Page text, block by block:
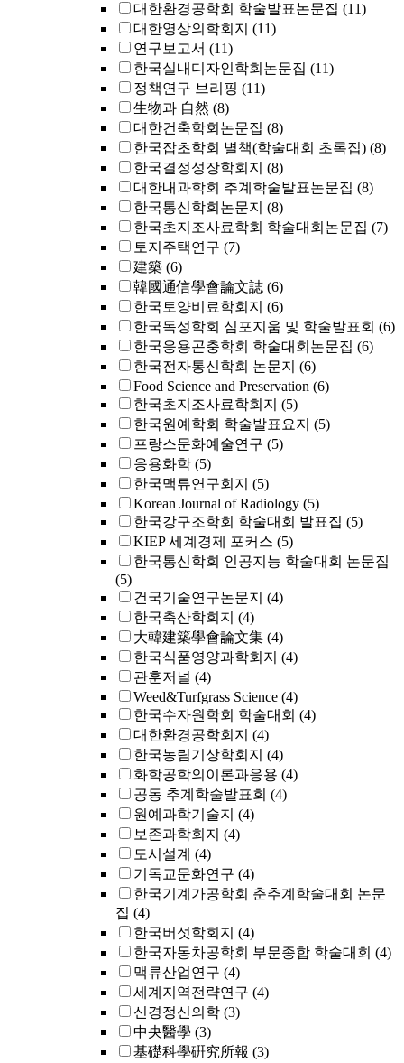
대한환경공학회 학술발표논문집 (11)
대한영상의학회지 (11)
연구보고서 (11)
한국실내디자인학회논문집 (11)
정책연구 브리핑 (11)
生物과 自然 (8)
대한건축학회논문집 (8)
한국잡초학회 별책(학술대회 초록집) (8)
한국결정성장학회지 (8)
대한내과학회 추계학술발표논문집 (8)
한국통신학회논문지 (8)
한국초지조사료학회 학술대회논문집 (7)
토지주택연구 (7)
建築 (6)
韓國通信學會論文誌 (6)
한국토양비료학회지 (6)
한국독성학회 심포지움 및 학술발표회 (6)
한국응용곤충학회 학술대회논문집 (6)
한국전자통신학회 논문지 (6)
Food Science and Preservation (6)
한국초지조사료학회지 (5)
한국원예학회 학술발표요지 (5)
프랑스문화예술연구 (5)
응용화학 (5)
한국맥류연구회지 (5)
Korean Journal of Radiology (5)
한국강구조학회 학술대회 발표집 (5)
KIEP 세계경제 포커스 (5)
한국통신학회 인공지능 학술대회 논문집
(5)
건국기술연구논문지 (4)
한국축산학회지 (4)
大韓建築學會論文集 (4)
한국식품영양과학회지 (4)
관훈저널 (4)
Weed&Turfgrass Science (4)
한국수자원학회 학술대회 (4)
대한환경공학회지 (4)
한국농림기상학회지 (4)
화학공학의이론과응용 (4)
공동 추계학술발표회 (4)
원예과학기술지 (4)
보존과학회지 (4)
도시설계 (4)
기독교문화연구 (4)
한국기계가공학회 춘추계학술대회 논문
집 (4)
한국버섯학회지 (4)
한국자동차공학회 부문종합 학술대회 (4)
맥류산업연구 (4)
세계지역전략연구 (4)
신경정신의학 (3)
中央醫學 (3)
基礎科學硏究所報 (3)